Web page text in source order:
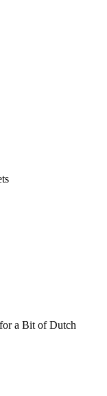
a Bit of Dutch